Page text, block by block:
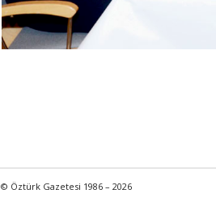
© Öztürk Gazetesi 1986 – 2026